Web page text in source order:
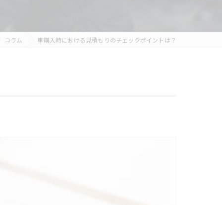
コラム 車購入時における見積もりのチェックポイントは？